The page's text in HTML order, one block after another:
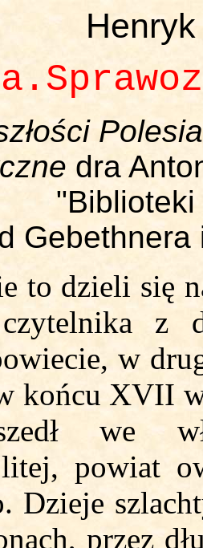
dra
to dzieli się
z
w
końcu XVII
we
powiat
Dzieje
przez